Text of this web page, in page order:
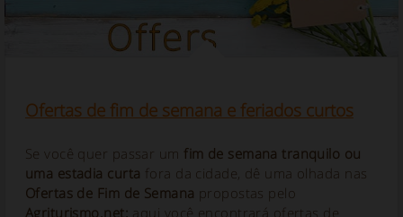
Ofertas de fim de semana e feriados curtos
Se você quer passar um fim de semana tranquilo ou
uma estadia curta fora da cidade, dê uma olhada nas
Ofertas de Fim de Semana propostas pelo
Agriturismo.net: aqui você encontrará ofertas de